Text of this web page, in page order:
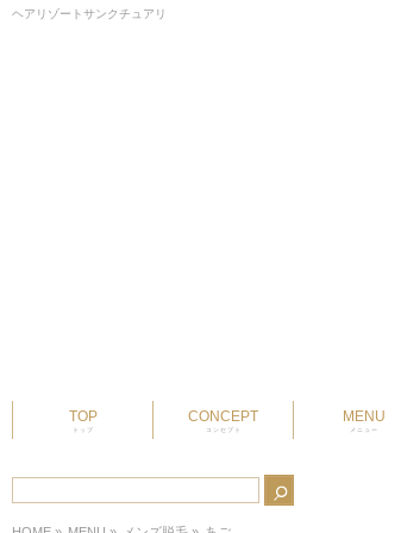
ヘアリゾートサンクチュアリ
TOP
トップ
CONCEPT
コンセプト
MENU
メニュー